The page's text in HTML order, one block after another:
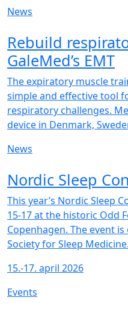
News
Rebuild
GaleMed’s EMT
The expiratory muscle
simple and effective tool
respiratory challenges.
device in Denmark,
News
Nordic Sleep
This year’s Nordic Sleep
15-17 at the historic Odd
Copenhagen. The event
Society for Sleep
15.-17. april 2026
Events